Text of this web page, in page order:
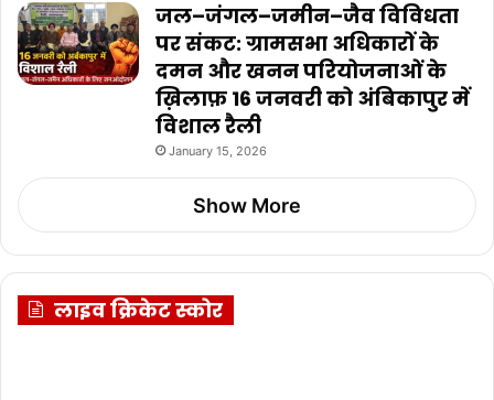
जल–जंगल–जमीन–जैव विविधता
पर संकट: ग्रामसभा अधिकारों के
दमन और खनन परियोजनाओं के
ख़िलाफ़ 16 जनवरी को अंबिकापुर में
विशाल रैली
January 15, 2026
Show More
लाइव क्रिकेट स्कोर